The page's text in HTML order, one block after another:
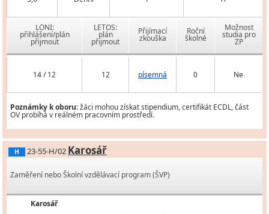
LONI:
přihlášení/plán
přijmout
LETOS:
plán
přijmout
Přijímací
zkouška
Roční
školné
Možnost
studia pro
ZP
14 / 12 12 písemná 0 Ne
Poznámky k oboru:žáci mohou získat stipendium, certifikát ECDL, část
OV probíhá v reálném pracovním prostředí.
H 23-55-H/02 Karosář
Zaměření nebo Školní vzdělávací program (ŠVP)
Karosář